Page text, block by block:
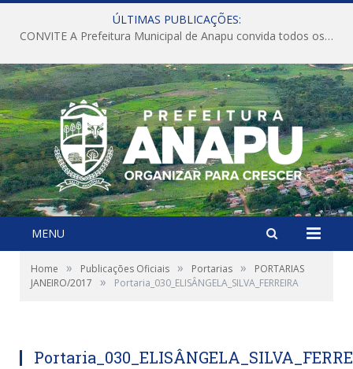
ÚLTIMAS PUBLICAÇÕES:
CONVITE A Prefeitura Municipal de Anapu convida todos os servidores públicos municipais para participarem da Audiência Pública de discussão da Lei de Diretrizes Orçamentárias (LDO), importante instrumento de planejamento das ações e investimentos da Administração Pública para o próximo exercício financeiro.
MENU
Home » Publicações Oficiais » Portarias »
PORTARIAS
JANEIRO/2017
» Portaria_030_ELISÂNGELA_SILVA_FERREIRA